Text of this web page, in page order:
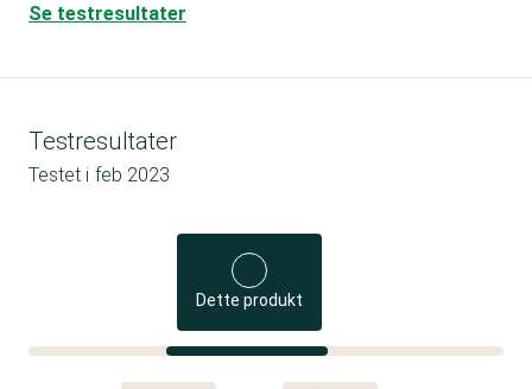
Se testresultater
Testresultater
Testet i feb 2023
Dette produkt